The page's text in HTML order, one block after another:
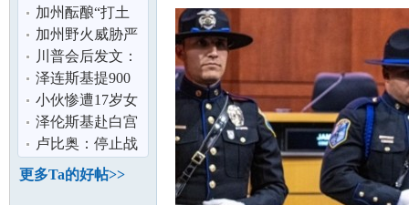
13辆特斯拉男子
落网
加州酝酿“打土
豪” 资产5%“充
公” 硅谷巨
加州野火威胁严
峻 消防局吁民众
制定疏散计
川普会后发文：
正安排普泽会面
泽连斯基：
泽连斯基提900
亿美元军购 换美
安全保障
小伙惨遭17岁女
友10万卖到缅甸
家属：典型
泽伦斯基赴白宫
会川普 称寻求以
外交结束俄
卢比奥：停止战
争需俄乌双方都
做出让步
更多Ta的好帖>>